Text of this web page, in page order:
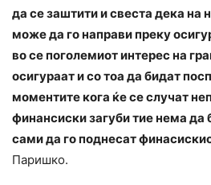
да се заштити и свеста дека на
може да го направи преку
во се поголемиот интерес на
осигураат и со тоа да бидат
моментите кога ќе се случат
финансиски загуби тие нема да
сами да го поднесат
Паришко.